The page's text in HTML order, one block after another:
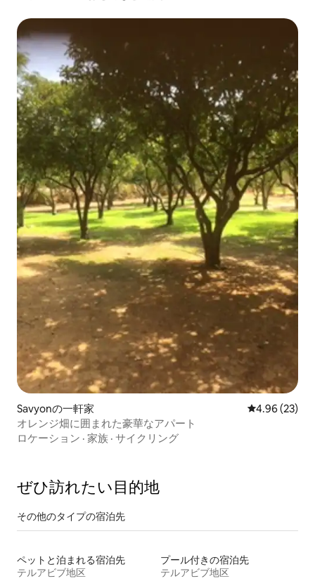
Savyonの一軒家 レビュー23
4.96 (23)
オレンジ畑に囲まれた豪華なアパート
ロケーション · 家族 · サイクリング
ぜひ訪⁠れ⁠た⁠い目⁠的⁠地
その他のタ⁠イ⁠プ⁠の宿⁠泊⁠先
ペットと泊まれる宿泊先
テルアビブ地区
プール付きの宿泊先
テルアビブ地区